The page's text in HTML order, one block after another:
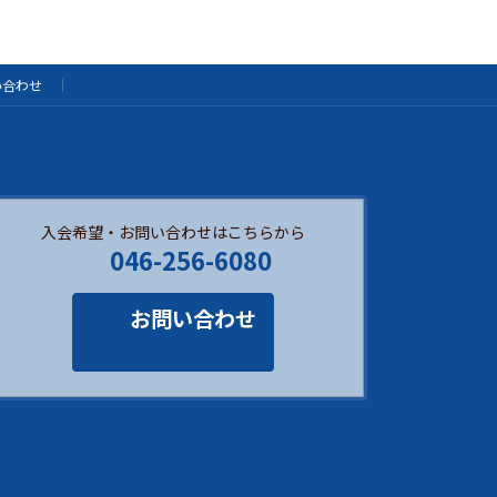
わせ
入会希望・お問い合わせはこちらから
046-256-6080
お問い合わせ